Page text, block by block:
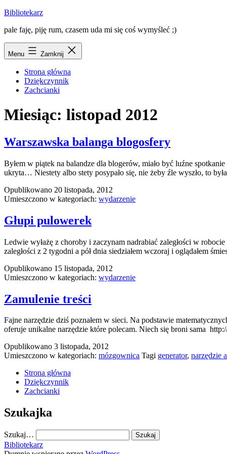
Przejdź
treści
Bibliotekarz
pale faję, piję rum, czasem uda mi się coś wymyśleć ;)
Menu Zamknij
Strona główna
Dziękczynnik
Zachcianki
Miesiąc: listopad 2012
Warszawska balanga blogosfery
Byłem w piątek na balandze dla blogerów, miało być luźne
ukryta… Niestety albo stety posypało się, nie żeby źle wyszło, to
Opublikowano 20 listopada, 2012
Umieszczono w kategoriach: wydarzenie
Głupi pulowerek
Ledwie wyłażę z choroby i zaczynam nadrabiać zaległości w
zaległości z 2 tygodni a pół dnia siedziałem wczoraj i oglądałem
Opublikowano 15 listopada, 2012
Umieszczono w kategoriach: wydarzenie
Zamulenie treści
Fajne narzędzie dziś poznałem w sieci. Na podstawie
oferuje unikalne narzędzie które polecam. Niech się broni sama
Opublikowano 3 listopada, 2012
Umieszczono w kategoriach: mózgownica Tagi generator, narzędzie
Strona główna
Dziękczynnik
Zachcianki
Szukajka
Szukaj…
Bibliotekarz